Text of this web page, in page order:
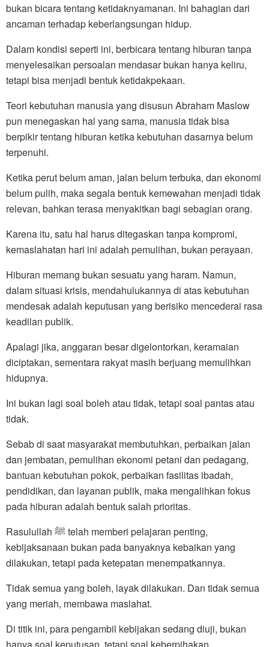
bukan bicara tentang ketidaknyamanan. Ini bahagian dari
ancaman terhadap keberlangsungan hidup.
Dalam kondisi seperti ini, berbicara tentang hiburan tanpa
menyelesaikan persoalan mendasar bukan hanya keliru,
tetapi bisa menjadi bentuk ketidakpekaan.
Teori kebutuhan manusia yang disusun Abraham Maslow
pun menegaskan hal yang sama, manusia tidak bisa
berpikir tentang hiburan ketika kebutuhan dasarnya belum
terpenuhi.
Ketika perut belum aman, jalan belum terbuka, dan ekonomi
belum pulih, maka segala bentuk kemewahan menjadi tidak
relevan, bahkan terasa menyakitkan bagi sebagian orang.
Karena itu, satu hal harus ditegaskan tanpa kompromi,
kemaslahatan hari ini adalah pemulihan, bukan perayaan.
Hiburan memang bukan sesuatu yang haram. Namun,
dalam situasi krisis, mendahulukannya di atas kebutuhan
mendesak adalah keputusan yang berisiko mencederai rasa
keadilan publik.
Apalagi jika, anggaran besar digelontorkan, keramaian
diciptakan, sementara rakyat masih berjuang memulihkan
hidupnya.
Ini bukan lagi soal boleh atau tidak, tetapi soal pantas atau
tidak.
Sebab di saat masyarakat membutuhkan, perbaikan jalan
dan jembatan, pemulihan ekonomi petani dan pedagang,
bantuan kebutuhan pokok, perbaikan fasilitas ibadah,
pendidikan, dan layanan publik, maka mengalihkan fokus
pada hiburan adalah bentuk salah prioritas.
Rasulullah ﷺ telah memberi pelajaran penting,
kebijaksanaan bukan pada banyaknya kebaikan yang
dilakukan, tetapi pada ketepatan menempatkannya.
Tidak semua yang boleh, layak dilakukan. Dan tidak semua
yang meriah, membawa maslahat.
Di titik ini, para pengambil kebijakan sedang diuji, bukan
hanya soal keputusan, tetapi soal keberpihakan.